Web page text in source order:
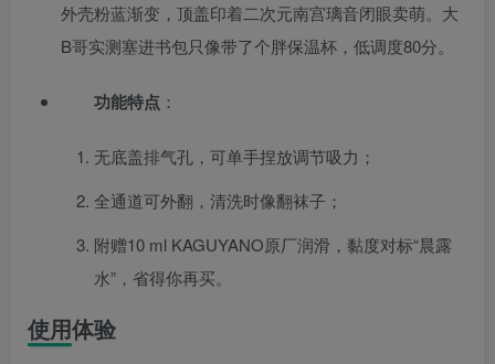
外壳粉蓝渐变，顶盖印着二次元南宫璃音闭眼卖萌。大
B哥实测塞进书包只像带了个胖保温杯，低调度80分。
功能特点 ：
无底盖排气孔，可单手捏放调节吸力；
全通道可外翻，清洗时像翻袜子；
附赠10 ml KAGUYANO原厂润滑，黏度对标“晨露
水”，省得你再买。
使用体验